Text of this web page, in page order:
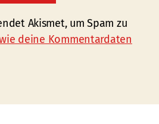
Akismet, um Spam zu
deine Kommentardaten